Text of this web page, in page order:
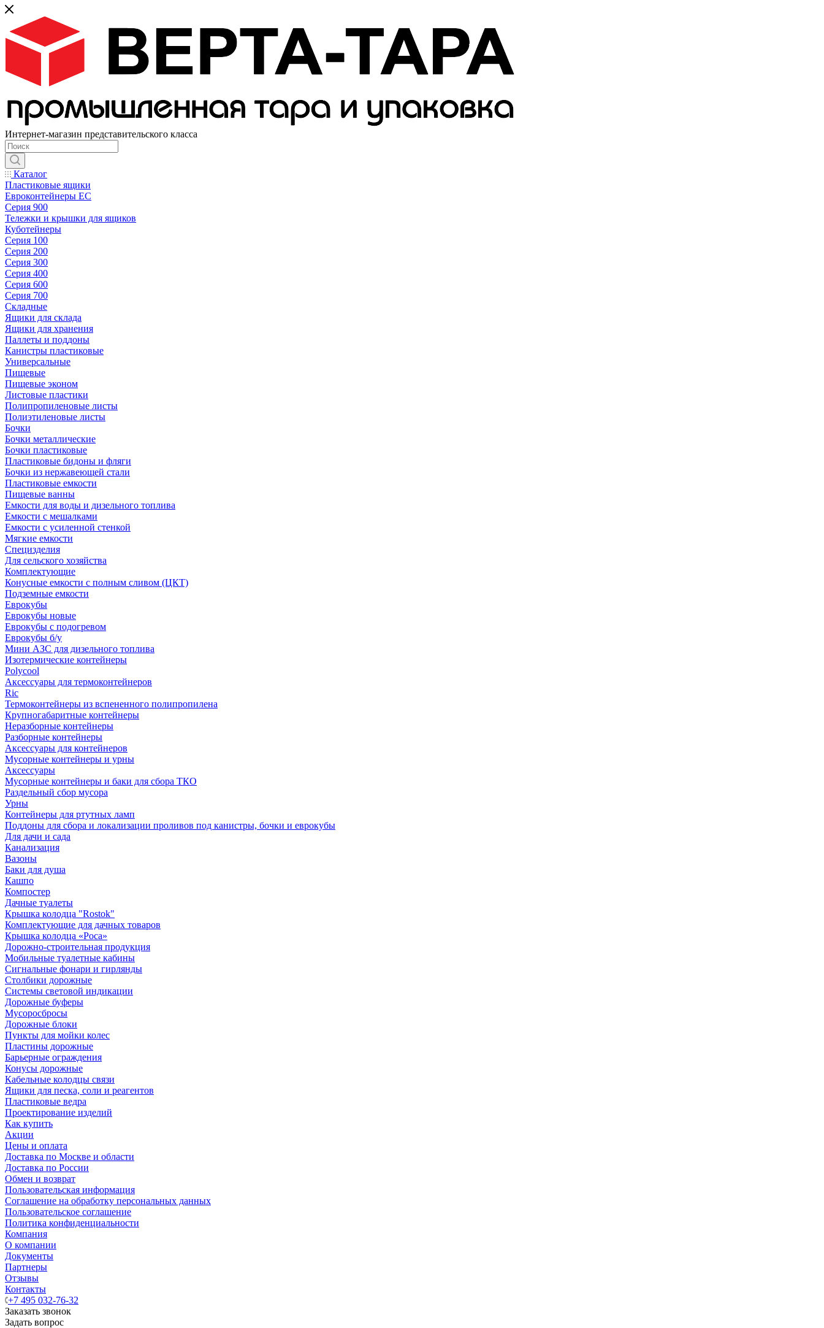
Интернет-магазин представительского класса
Каталог
Пластиковые ящики
Евроконтейнеры ЕС
Серия 900
Тележки и крышки для ящиков
Куботейнеры
Серия 100
Серия 200
Серия 300
Серия 400
Серия 600
Серия 700
Складные
Ящики для склада
Ящики для хранения
Паллеты и поддоны
Канистры пластиковые
Универсальные
Пищевые
Пищевые эконом
Листовые пластики
Полипропиленовые листы
Полиэтиленовые листы
Бочки
Бочки металлические
Бочки пластиковые
Пластиковые бидоны и фляги
Бочки из нержавеющей стали
Пластиковые емкости
Пищевые ванны
Емкости для воды и дизельного топлива
Емкости с мешалками
Емкости с усиленной стенкой
Мягкие емкости
Специзделия
Для сельского хозяйства
Комплектующие
Конусные емкости с полным сливом (ЦКТ)
Подземные емкости
Еврокубы
Еврокубы новые
Еврокубы с подогревом
Еврокубы б/у
Мини АЗС для дизельного топлива
Изотермические контейнеры
Polycool
Аксессуары для термоконтейнеров
Ric
Термоконтейнеры из вспененного полипропилена
Крупногабаритные контейнеры
Неразборные контейнеры
Разборные контейнеры
Аксессуары для контейнеров
Мусорные контейнеры и урны
Аксессуары
Мусорные контейнеры и баки для сбора ТКО
Раздельный сбор мусора
Урны
Контейнеры для ртутных ламп
Поддоны для сбора и локализации проливов под канистры, бочки и еврокубы
Для дачи и сада
Канализация
Вазоны
Баки для душа
Кашпо
Компостер
Дачные туалеты
Крышка колодца "Rostok"
Комплектующие для дачных товаров
Крышка колодца «Роса»
Дорожно-строительная продукция
Мобильные туалетные кабины
Сигнальные фонари и гирлянды
Столбики дорожные
Системы световой индикации
Дорожные буферы
Мусоросбросы
Дорожные блоки
Пункты для мойки колес
Пластины дорожные
Барьерные ограждения
Конусы дорожные
Кабельные колодцы связи
Ящики для песка, соли и реагентов
Пластиковые ведра
Проектирование изделий
Как купить
Акции
Цены и оплата
Доставка по Москве и области
Доставка по России
Обмен и возврат
Пользовательская информация
Соглашение на обработку персональных данных
Пользовательское соглашение
Политика конфиденциальности
Компания
О компании
Документы
Партнеры
Отзывы
Контакты
+7 495 032-76-32
Заказать звонок
Задать вопрос